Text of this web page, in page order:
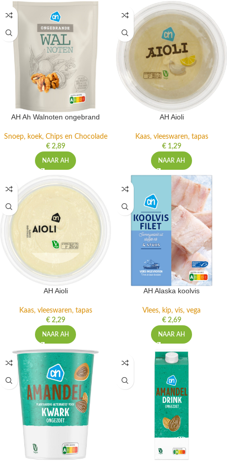
AH Ah Walnoten ongebrand
Snoep, koek, Chips en Chocolade
€2,89
NAAR AH
AH Aioli
Kaas, vleeswaren, tapas
€1,29
NAAR AH
AH Aioli
Kaas, vleeswaren, tapas
€2,29
NAAR AH
AH Alaska koolvis
Vlees, kip, vis, vega
€2,69
NAAR AH